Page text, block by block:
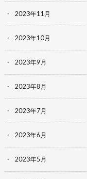
2023年11月
2023年10月
2023年9月
2023年8月
2023年7月
2023年6月
2023年5月